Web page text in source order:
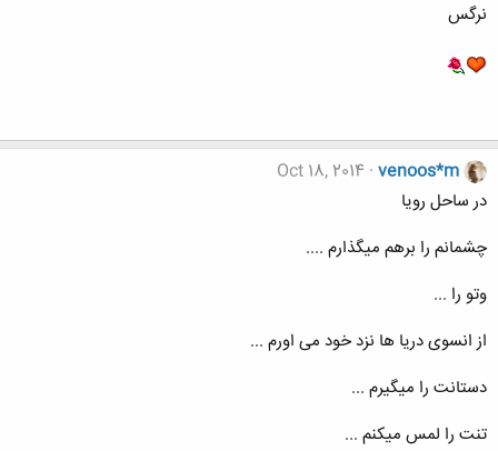
نرگس
venoos*m
Oct 18, 2014
در ساحل رویا
چشمانم را برهم میگذارم ....
وتو را ...
از انسوی دریا ها نزد خود می اورم ...
دستانت را میگیرم ...
تنت را لمس میکنم ...